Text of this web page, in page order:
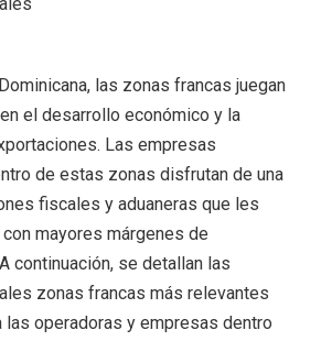
las zonas francas juegan
el desarrollo económico y la
Las empresas
de estas zonas disfrutan de una
fiscales y aduaneras que les
mayores márgenes de
continuación, se detallan las
zonas francas más relevantes
las operadoras y empresas dentro